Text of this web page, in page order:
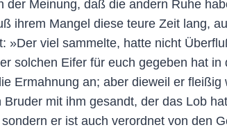
der Meinung, daß die andern Ruhe
ihrem Mangel diese teure Zeit lang,
»Der viel sammelte, hatte nicht
solchen Eifer für euch gegeben hat in
Ermahnung an; aber dieweil er
mit ihm gesandt, der das Lob
er ist auch verordnet von den